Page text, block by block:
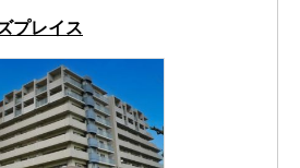
プレイス